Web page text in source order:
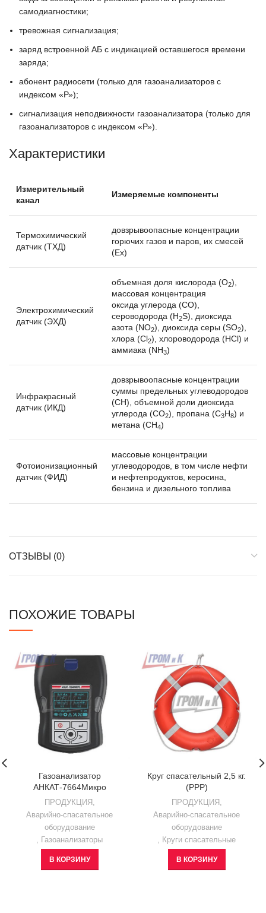
самодиагностики;
тревожная сигнализация;
заряд встроенной АБ с индикацией оставшегося времени
заряда;
абонент радиосети (только для газоанализаторов с
индексом «Р»);
сигнализация неподвижности газоанализатора (только для
газоанализаторов с индексом «Р»).
Характеристики
Измерительный
канал
Измеряемые компоненты
Термохимический
датчик (ТХД)
довзрывоопасные концентрации
горючих газов и паров, их смесей
(Ех)
Электрохимический
датчик (ЭХД)
объемная доля кислорода (О2),
массовая концентрация
оксида углерода (СО),
сероводорода (H2S), диоксида
азота (NО2), диоксида серы (SO2),
хлора (Cl2), хлороводорода (HСl) и
аммиака (NH3)
Инфракрасный
датчик (ИКД)
довзрывоопасные концентрации
суммы предельных углеводородов
(СН), объемной доли диоксида
углерода (CO2), пропана (C3H8) и
метана (CH4)
Фотоионизационный
датчик (ФИД)
массовые концентрации
углеводородов, в том числе нефти
и нефтепродуктов, керосина,
бензина и дизельного топлива
ОТЗЫВЫ (0)
ПОХОЖИЕ ТОВАРЫ
Газоанализатор
АНКАТ-7664Микро
ПРОДУКЦИЯ ,
Аварийно-спасательное
оборудование
, Газоанализаторы
В КОРЗИНУ
Круг спасательный 2,5 кг.
(РРР)
ПРОДУКЦИЯ ,
Аварийно-спасательное
оборудование
, Круги спасательные
В КОРЗИНУ